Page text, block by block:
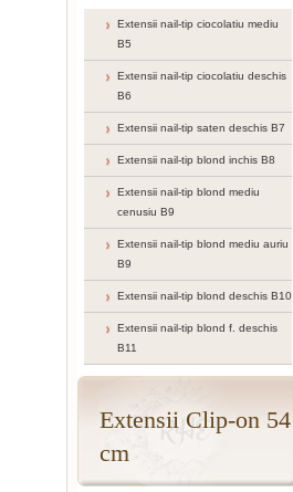
Extensii nail-tip ciocolatiu mediu
B5
Extensii nail-tip ciocolatiu deschis
B6
Extensii nail-tip saten deschis B7
Extensii nail-tip blond inchis B8
Extensii nail-tip blond mediu
cenusiu B9
Extensii nail-tip blond mediu auriu
B9
Extensii nail-tip blond deschis B10
Extensii nail-tip blond f. deschis
B11
Extensii Clip-on 54
cm